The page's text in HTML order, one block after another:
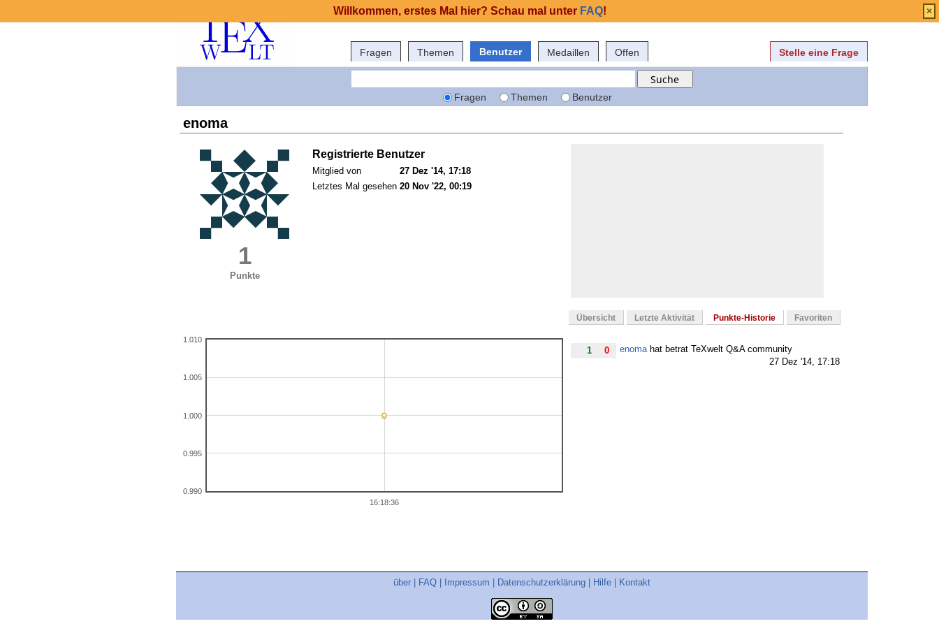
Fragen Themen Benutzer Medaillen Offen Stelle eine Frage
Fragen Themen Benutzer
enoma
1
Punkte
Registrierte Benutzer
Mitglied von
27 Dez '14, 17:18
Letztes Mal gesehen 20 Nov '22, 00:19
Übersicht Letzte Aktivität Punkte-Historie Favoriten
16:18:36
0.990
0.995
1.000
1.005
1.010
1 0 enomahat betrat TeXwelt Q&A community
27 Dez '14, 17:18
über FAQ Impressum Datenschutzerklärung Hilfe Kontakt
Willkommen, erstes Mal hier? Schau mal unter FAQ! ×